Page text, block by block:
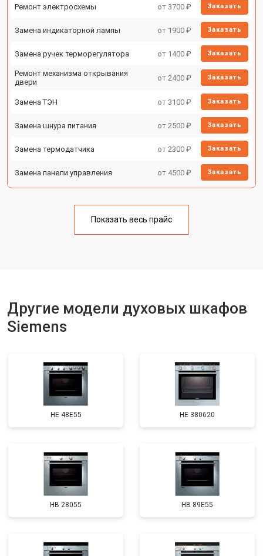
Ремонт электросхемы от 3700 ₽ Заказать
Замена индикаторной лампы от 1900 ₽ Заказать
Замена ручек терморегулятора от 1400 ₽ Заказать
Ремонт механизма открывания
двери
от 2400 ₽ Заказать
Замена ТЭН от 3100 ₽ Заказать
Замена шнура питания от 2500 ₽ Заказать
Замена термодатчика от 2300 ₽ Заказать
Замена панели управления от 4500 ₽ Заказать
Показать весь прайс
Другие модели духовых шкафов
Siemens
HE 48E55 HE 380620
HB 28055 HB 89E55